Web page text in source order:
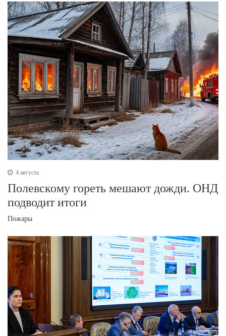
4 августа
Полевскому гореть мешают дожди. ОНД
подводит итоги
Пожары